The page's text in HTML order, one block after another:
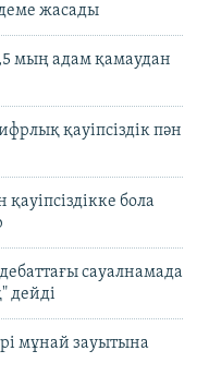
жасады
мың адам қамаудан
қауіпсіздік пән
бола
сауалнамада
дейді
мұнай зауытына